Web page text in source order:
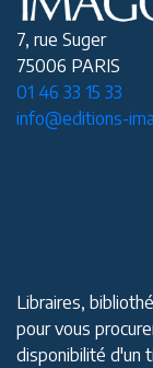
7, rue Suger
75006 PARIS
01 46 33 15 33
info@editions-
Libraires,
pour vous
disponibilité d'un